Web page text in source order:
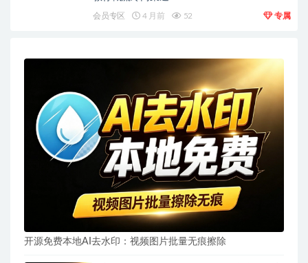
会员专区 4 月前 52 专属
开源免费本地AI去水印：视频图片批量无痕擦除